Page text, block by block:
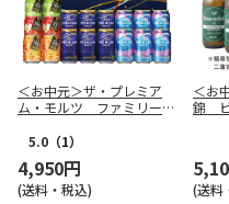
＜お中元＞ザ・プレミア
ム・モルツ ファミリーセ
5.0 （1）
4,950円
(送料・税込)
＜お
錦 ビ
(送料